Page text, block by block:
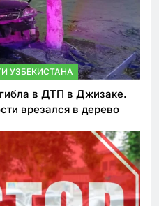
УЗБЕКИСТАНА
в ДТП в Джизаке.
врезался в дерево